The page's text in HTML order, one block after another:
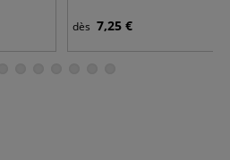
dès 7,25 €